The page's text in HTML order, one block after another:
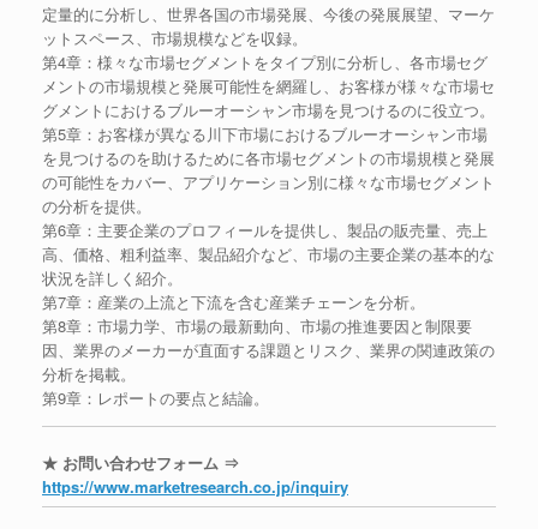
定量的に分析し、世界各国の市場発展、今後の発展展望、マーケ
ットスペース、市場規模などを収録。
第4章：様々な市場セグメントをタイプ別に分析し、各市場セグ
メントの市場規模と発展可能性を網羅し、お客様が様々な市場セ
グメントにおけるブルーオーシャン市場を見つけるのに役立つ。
第5章：お客様が異なる川下市場におけるブルーオーシャン市場
を見つけるのを助けるために各市場セグメントの市場規模と発展
の可能性をカバー、アプリケーション別に様々な市場セグメント
の分析を提供。
第6章：主要企業のプロフィールを提供し、製品の販売量、売上
高、価格、粗利益率、製品紹介など、市場の主要企業の基本的な
状況を詳しく紹介。
第7章：産業の上流と下流を含む産業チェーンを分析。
第8章：市場力学、市場の最新動向、市場の推進要因と制限要
因、業界のメーカーが直面する課題とリスク、業界の関連政策の
分析を掲載。
第9章：レポートの要点と結論。
★ お問い合わせフォーム ⇒
https://www.marketresearch.co.jp/inquiry